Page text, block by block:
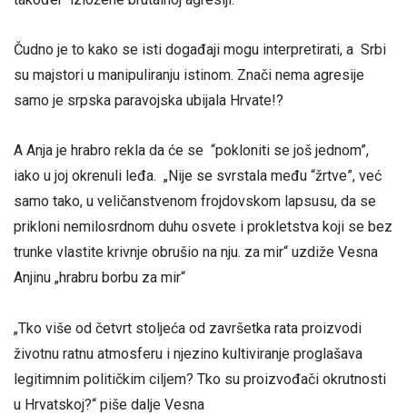
Čudno je to kako se isti događaji mogu interpretirati, a Srbi
su majstori u manipuliranju istinom. Znači nema agresije
samo je srpska paravojska ubijala Hrvate!?
A Anja je hrabro rekla da će se “pokloniti se još jednom”,
iako u joj okrenuli leđa. „Nije se svrstala među “žrtve”, već
samo tako, u veličanstvenom frojdovskom lapsusu, da se
prikloni nemilosrdnom duhu osvete i prokletstva koji se bez
trunke vlastite krivnje obrušio na nju. za mir“ uzdiže Vesna
Anjinu „hrabru borbu za mir“
„Tko više od četvrt stoljeća od završetka rata proizvodi
životnu ratnu atmosferu i njezino kultiviranje proglašava
legitimnim političkim ciljem? Tko su proizvođači okrutnosti
u Hrvatskoj?“ piše dalje Vesna